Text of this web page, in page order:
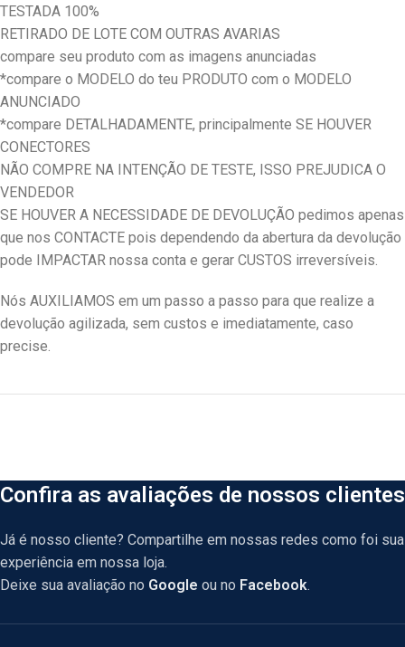
TESTADA 100%
RETIRADO DE LOTE COM OUTRAS AVARIAS
compare seu produto com as imagens anunciadas
*compare o MODELO do teu PRODUTO com o MODELO
ANUNCIADO
*compare DETALHADAMENTE, principalmente SE HOUVER
CONECTORES
NÃO COMPRE NA INTENÇÃO DE TESTE, ISSO PREJUDICA O
VENDEDOR
SE HOUVER A NECESSIDADE DE DEVOLUÇÃO pedimos apenas
que nos CONTACTE pois dependendo da abertura da devolução
pode IMPACTAR nossa conta e gerar CUSTOS irreversíveis.
Nós AUXILIAMOS em um passo a passo para que realize a
devolução agilizada, sem custos e imediatamente, caso
precise.
Confira as avaliações de nossos clientes
Já é nosso cliente? Compartilhe em nossas redes como foi sua
experiência em nossa loja.
Deixe sua avaliação no Google ou no Facebook.